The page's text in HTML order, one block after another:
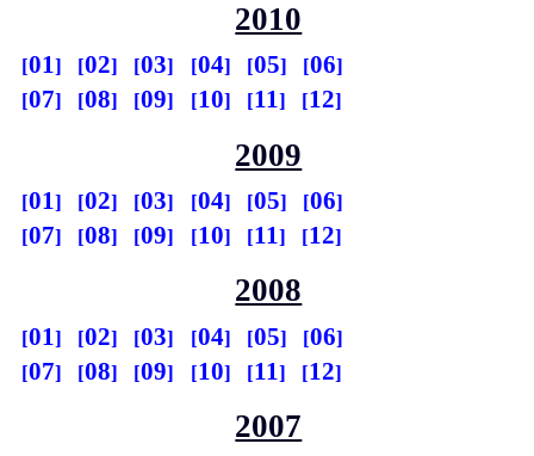
2010
01 02 03 04 05
06
07
08 09 10 11 12
2009
01 02 03 04 05
06
07
08 09 10 11 12
2008
01 02 03 04 05
06
07
08 09 10 11 12
2007